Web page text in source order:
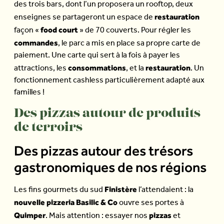
des trois bars, dont l’un proposera un rooftop, deux
enseignes se partageront un espace de restauration
façon « food court» de 70 couverts. Pour régler les
commandes, le parc a mis en place sa propre carte de
paiement. Une carte qui sert à la fois à payer les
attractions, les consommations, et la restauration. Un
fonctionnement cashless particulièrement adapté aux
familles !
Des pizzas autour de produits
de terroirs
Des pizzas autour des trésors
gastronomiques de nos régions
Les fins gourmets du sud Finistèrel’attendaient : la
nouvelle pizzeria Basilic & Coouvre ses portes à
Quimper. Mais attention : essayer nos pizzaset